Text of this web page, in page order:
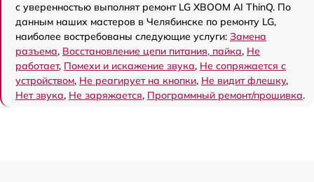
с уверенностью выполнят ремонт LG XBOOM AI ThinQ. По
данным наших мастеров в Челябинске по ремонту LG,
наиболее востребованы следующие услуги: Замена
разъема, Восстановление цепи питания, пайка, Не
работает, Помехи и искажение звука, Не сопряжается с
устройством, Не реагирует на кнопки, Не видит флешку,
Нет звука, Не заряжается, Программный ремонт/прошивка.